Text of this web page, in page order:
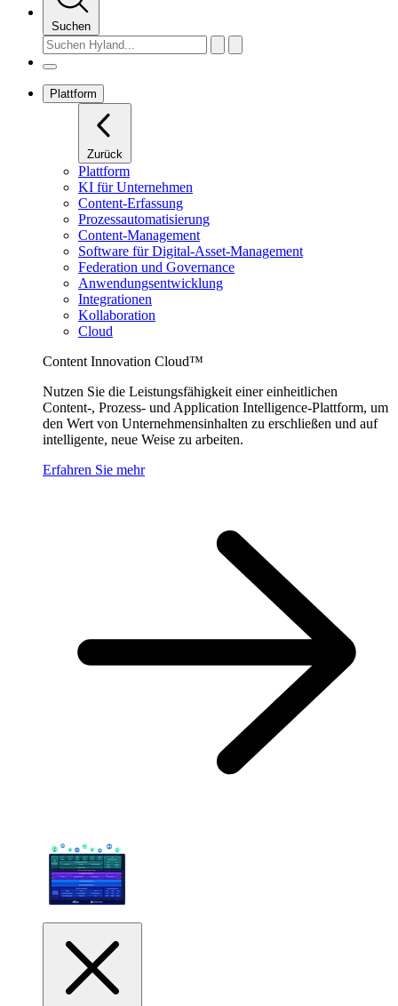
Suchen
Plattform
Zurück
Plattform
KI für Unternehmen
Content-Erfassung
Prozessautomatisierung
Content-Management
Software für Digital-Asset-Management
Federation und Governance
Anwendungsentwicklung
Integrationen
Kollaboration
Cloud
Content Innovation Cloud™
Nutzen Sie die Leistungsfähigkeit einer einheitlichen
Content-, Prozess- und Application Intelligence-Plattform, um
den Wert von Unternehmensinhalten zu erschließen und auf
intelligente, neue Weise zu arbeiten.
Erfahren Sie mehr